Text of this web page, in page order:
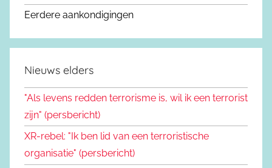
Eerdere aankondigingen
Nieuws elders
"Als levens redden terrorisme is, wil ik een terrorist
zijn" (persbericht)
XR-rebel: "Ik ben lid van een terroristische
organisatie" (persbericht)